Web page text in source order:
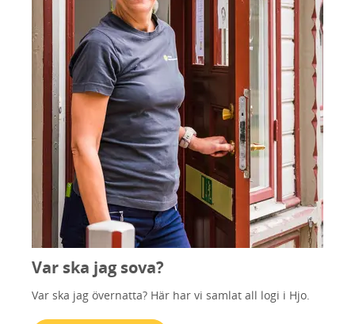
Var ska jag sova?
Var ska jag övernatta? Här har vi samlat all logi i Hjo.